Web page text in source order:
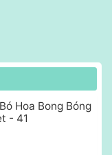
Hoa Bong Bóng
- 41